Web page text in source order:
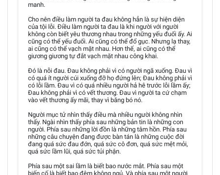
manh.
Cho nên điều làm người ta đau không hẳn là sự hiện diện
của tội lỗi. Điều làm người ta đau là khi người với người
không còn biết yêu thương nhau trong những yếu đuối ấy. Ai
cũng có thể yếu đuối. Ai cũng có thể đổ gục. Nhưng lạ thay,
ai cũng có thể vạch mặt nhau. Hơn thế, ai cũng có thể
giương giương tự đắt vạch mặt nhau công khai.
Đó là nỗi đau. Đau không phải vì có người ngã xuống. Đau vì
có quá ít người cúi xuống đỡ họ đứng lên; Đau không phải vì
có lỗi lầm. Đau vì có quá nhiều người hả hê trước lỗi lầm ấy;
Đau không phải vì có vết thương. Đau vì người ta cứ chạm
vào vết thương ấy mãi, thay vì băng bó nó.
Người mục tử nhìn thấy điều mà nhiều người không nhìn
thấy. Ngài nhìn thấy phía sau những bản tin là những con
người. Phía sau những lời đồn là những tâm hồn. Phía sau
những câu chuyện đang được bàn tán là những cuộc đời
đang quá sức đau đớn, quá sức cô đơn, quá sức mệt mỏi,
quá sức lầm lũi, quá sức tủi phận.
Phía sau một sai lầm là biết bao nước mắt. Phía sau một
biến cố là biết bao đêm không ngủ. Và phía sau một người